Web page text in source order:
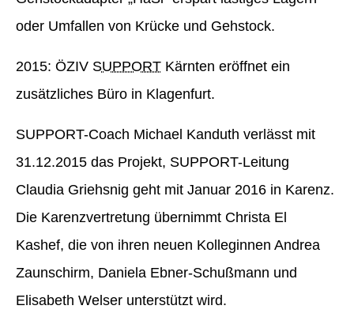
oder Umfallen von Krücke und Gehstock.
2015: ÖZIV SUPPORT Kärnten eröffnet ein
zusätzliches Büro in Klagenfurt.
SUPPORT-Coach Michael Kanduth verlässt mit
31.12.2015 das Projekt, SUPPORT-Leitung
Claudia Griehsnig geht mit Januar 2016 in Karenz.
Die Karenzvertretung übernimmt Christa El
Kashef, die von ihren neuen Kolleginnen Andrea
Zaunschirm, Daniela Ebner-Schußmann und
Elisabeth Welser unterstützt wird.